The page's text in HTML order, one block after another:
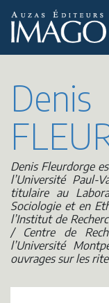
Denis
Denis Fleurdorge
l’Université Paul-
titulaire au
Sociologie et en
l’Institut de
/ Centre de
l’Université
ouvrages sur les